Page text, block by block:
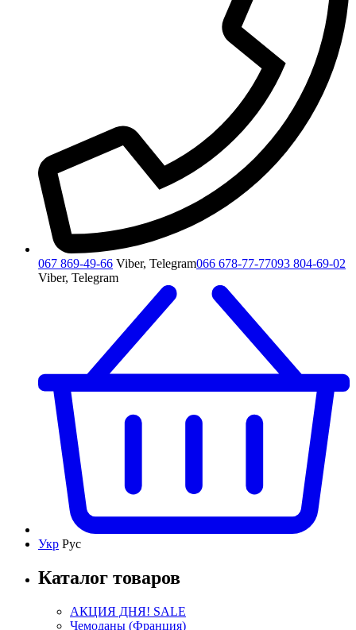
067 869-49-66 Viber, Telegram066 678-77-77093 804-69-02
Viber, Telegram
Укр Рус
Каталог товаров
АКЦИЯ ДНЯ! SALE
Чемоданы (Франция)